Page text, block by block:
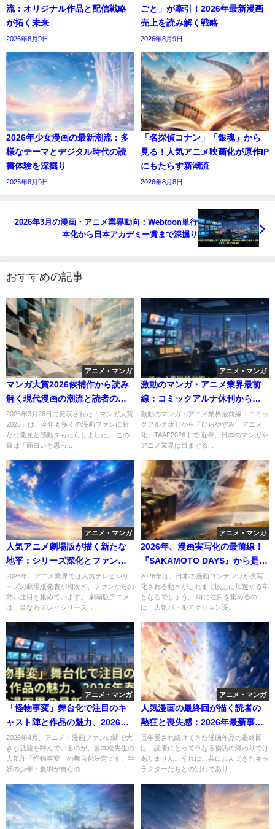
流：オリジナル作品と配信戦略
が拓く未来
2026年8月9日
ごと」が牽引！2026年最新漫画
売上を読み解く戦略
2026年8月9日
2026年少女漫画の最新潮流：多
様なテーマとデジタル時代の読
書体験を深掘り
2026年8月9日
「名探偵コナン」「銀魂」から
見る！人気アニメ映画化が原作IP
にもたらす新潮流
2026年8月8日
2026年3月の漫画・アニメ業界動向：Webtoon単行
本化から日本アカデミー賞まで深掘り
おすすめの記事
アニメ・マンガ
マンガ大賞2026候補作から読み
解く現代漫画の潮流と読者の注
目点
2026年3月26日に発表された「マンガ大賞
2026」は、今年も多くの漫画ファンに新
たな発見と感動をもたらしました。 この
賞は「面白いと思っ...
アニメ・マンガ
激動のマンガ・アニメ業界最前
線：コミックアルナ休刊から
「ひらやすみ」アニメ化、
TAAF2026まで
激動のマンガ・アニメ業界最前線：コミッ
クアルナ休刊から「ひらやすみ」アニメ
化、TAAF2026まで 近年、日本のマンガや
アニメ業界は目まぐる...
アニメ・マンガ
人気アニメ劇場版が描く新たな
地平：シリーズ深化とファンエ
ンゲージメントの最前線
2026年、アニメ業界では人気テレビシリ
ーズの劇場版発表が相次ぎ、ファンからの
熱い注目を集めています。 劇場版アニメ
は、単なるテレビシリーズ...
アニメ・マンガ
2026年、漫画実写化の最前線！
『SAKAMOTO DAYS』から是枝
監督『ルックバック』まで注目
作を徹底解説
2026年は、日本の漫画コンテンツが実写
化される動きがこれまで以上に加速する年
となるでしょう。 特に注目を集めるの
は、人気バトルアクション漫...
アニメ・マンガ
「怪物事変」舞台化で注目のキ
ャスト陣と作品の魅力、2026年
春アニメや漫画界の最新動向を
解説
2026年4月、アニメ・漫画ファンの間で大
きな話題を呼んでいるのが、藍本松先生の
人気作「怪物事変」の舞台化決定です。半
妖の少年・夏羽が自らの...
アニメ・マンガ
人気漫画の最終回が描く読者の
熱狂と喪失感：2026年最新事例
と物語の終着点
長年愛され続けてきた漫画作品の最終回
は、読者にとって単なる物語の終わりでは
ありません。それは、共に歩んできたキャ
ラクターたちとの別れであり、...